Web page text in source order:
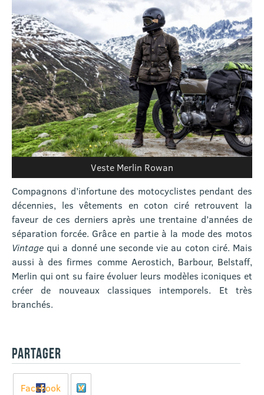
Veste Merlin Rowan
Compagnons d’infortune des motocyclistes pendant des
décennies, les vêtements en coton ciré retrouvent la
faveur de ces derniers après une trentaine d’années de
séparation forcée. Grâce en partie à la mode des motos
Vintage qui a donné une seconde vie au coton ciré. Mais
aussi à des firmes comme Aerostich, Barbour, Belstaff,
Merlin qui ont su faire évoluer leurs modèles iconiques et
créer de nouveaux classiques intemporels. Et très
branchés.
PARTAGER
Facebook
X